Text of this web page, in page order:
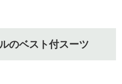
のベスト付スーツ